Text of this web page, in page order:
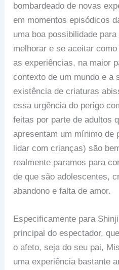
bombardeado de novas
em momentos episódicos
uma boa possibilidade
melhorar e se aceitar
as experiências, na maior
contexto de um mundo e a
existência de criaturas
essa urgência do perigo
feitas por parte de adultos
apresentam um mínimo de
lidar com crianças) são
realmente paramos para
de que são adolescentes,
abandono e falta de amor.
Especificamente para
principal do espectador,
o afeto, seja do seu pai,
uma experiência bastante